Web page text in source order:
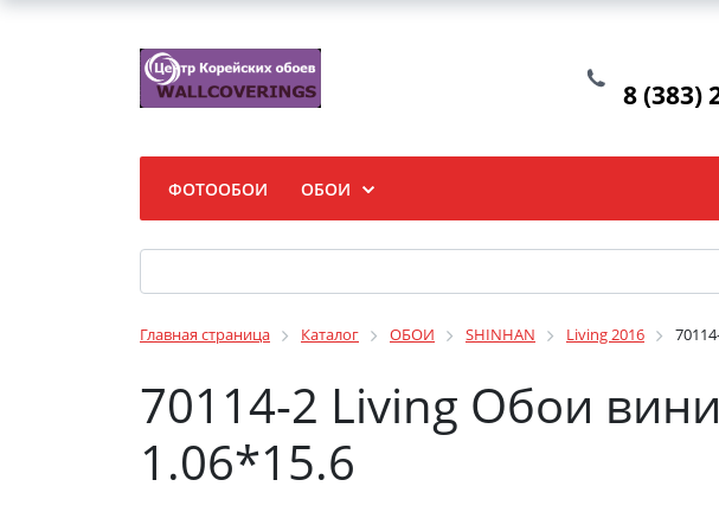
8 (383)
ФОТООБОИ ОБОИ
Главная страница Каталог ОБОИ SHINHAN Living 2016
70114-2 Living Обои
1.06*15.6